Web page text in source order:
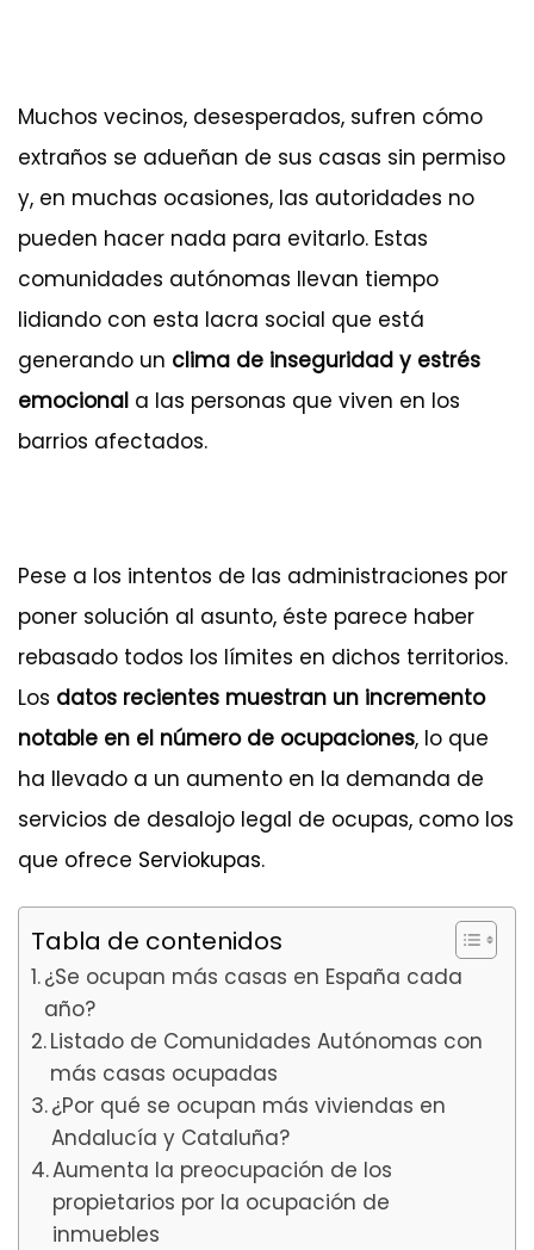
Muchos vecinos, desesperados, sufren cómo
extraños se adueñan de sus casas sin permiso
y, en muchas ocasiones, las autoridades no
pueden hacer nada para evitarlo. Estas
comunidades autónomas llevan tiempo
lidiando con esta lacra social que está
generando un clima de inseguridad y estrés
emocional a las personas que viven en los
barrios afectados.
Pese a los intentos de las administraciones por
poner solución al asunto, éste parece haber
rebasado todos los límites en dichos territorios.
Los datos recientes muestran un incremento
notable en el número de ocupaciones, lo que
ha llevado a un aumento en la demanda de
servicios de desalojo legal de ocupas, como los
que ofrece Serviokupas.
Tabla de contenidos
¿Se ocupan más casas en España cada
año?
Listado de Comunidades Autónomas con
más casas ocupadas
¿Por qué se ocupan más viviendas en
Andalucía y Cataluña?
Aumenta la preocupación de los
propietarios por la ocupación de
inmuebles